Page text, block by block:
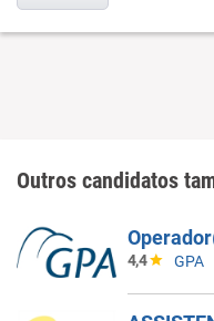
Outros candidatos
4,4 GPA